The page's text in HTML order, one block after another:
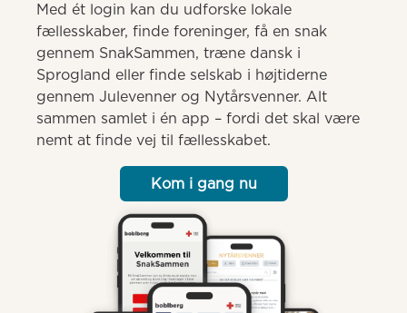
Med ét login kan du udforske lokale
fællesskaber, finde foreninger, få en snak
gennem SnakSammen, træne dansk i
Sprogland eller finde selskab i højtiderne
gennem Julevenner og Nytårsvenner. Alt
sammen samlet i én app – fordi det skal være
nemt at finde vej til fællesskabet.
Kom i gang nu